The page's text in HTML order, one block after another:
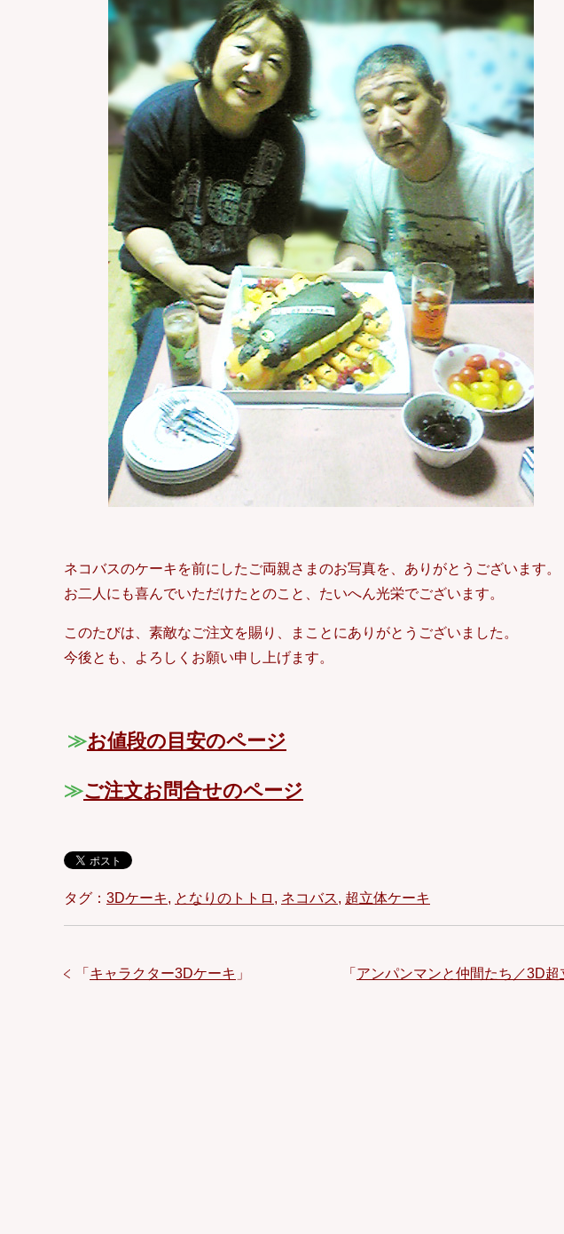
ネコバスのケーキを前にしたご両親さまのお写真を、ありがとうございます。
お二人にも喜んでいただけたとのこと、たいへん光栄でございます。
このたびは、素敵なご注文を賜り、まことにありがとうございました。
今後とも、よろしくお願い申し上げます。
≫お値段の目安のページ
≫ご注文お問合せのページ
タグ： 3Dケーキ, となりのトトロ , ネコバス, 超立体ケーキ
「 アンパンマンと仲間たち／3D
「 キャラクター3Dケーキ 」